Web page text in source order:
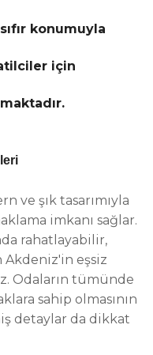
konumuyla
için
ve şık tasarımıyla
imkanı sağlar.
rahatlayabilir,
Akdeniz'in eşsiz
Odaların tümünde
sahip olmasının
detaylar da dikkat